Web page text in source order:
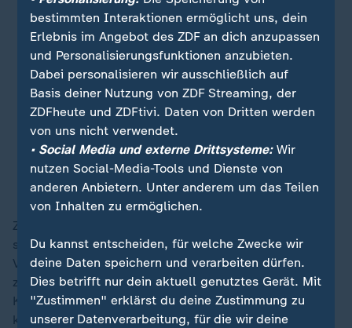
natürlich auch bei unserem Pferd
und bei uns ab - das ist ja auch Sinn
und Zweck einer Sportveranstaltung.
Wir reiten Sportprüfungen und
unsere Pferde sind auch dafür
entsprechend ausgebildet - und
nicht überfordert.
Zahlreiche Studien, wie beispielsweise die des
schweizerischen Nationalen Gestüts, in der das
Verhalten von Dressurpferden untersucht wurde,
zeigen, dass viele Pferde im Spitzensport deutliches
Konfliktverhalten, also Unwohlsein äußern. Da Pferde
keine Lautäußerungen von sich geben, fiel der Blick
bestimmten Interaktionen ermöglicht uns, dein
Erlebnis im Angebot des ZDF an dich anzupassen
und Personalisierungsfunktionen anzubieten.
Dabei personalisieren wir ausschließlich auf
Basis deiner Nutzung von ZDF Streaming, der
ZDFheute und ZDFtivi. Daten von Dritten werden
von uns nicht verwendet.
• Social Media und externe Drittsysteme:Wir
nutzen Social-Media-Tools und Dienste von
anderen Anbietern. Unter anderem um das Teilen
von Inhalten zu ermöglichen.
Du kannst entscheiden, für welche Zwecke wir
deine Daten speichern und verarbeiten dürfen.
Dies betrifft nur dein aktuell genutztes Gerät. Mit
"Zustimmen" erklärst du deine Zustimmung zu
unserer Datenverarbeitung, für die wir deine